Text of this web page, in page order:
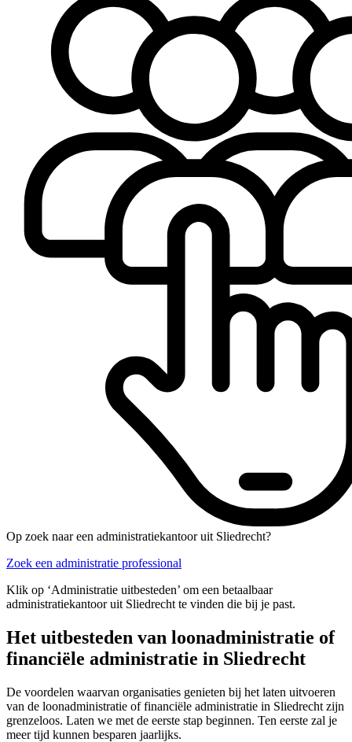
Op zoek naar een administratiekantoor uit Sliedrecht?
Zoek een administratie professional
Klik op ‘Administratie uitbesteden’ om een betaalbaar
administratiekantoor uit Sliedrecht te vinden die bij je past.
Het uitbesteden van loonadministratie of
financiële administratie in Sliedrecht
De voordelen waarvan organisaties genieten bij het laten uitvoeren
van de loonadministratie of financiële administratie in Sliedrecht zijn
grenzeloos. Laten we met de eerste stap beginnen. Ten eerste zal je
meer tijd kunnen besparen jaarlijks.